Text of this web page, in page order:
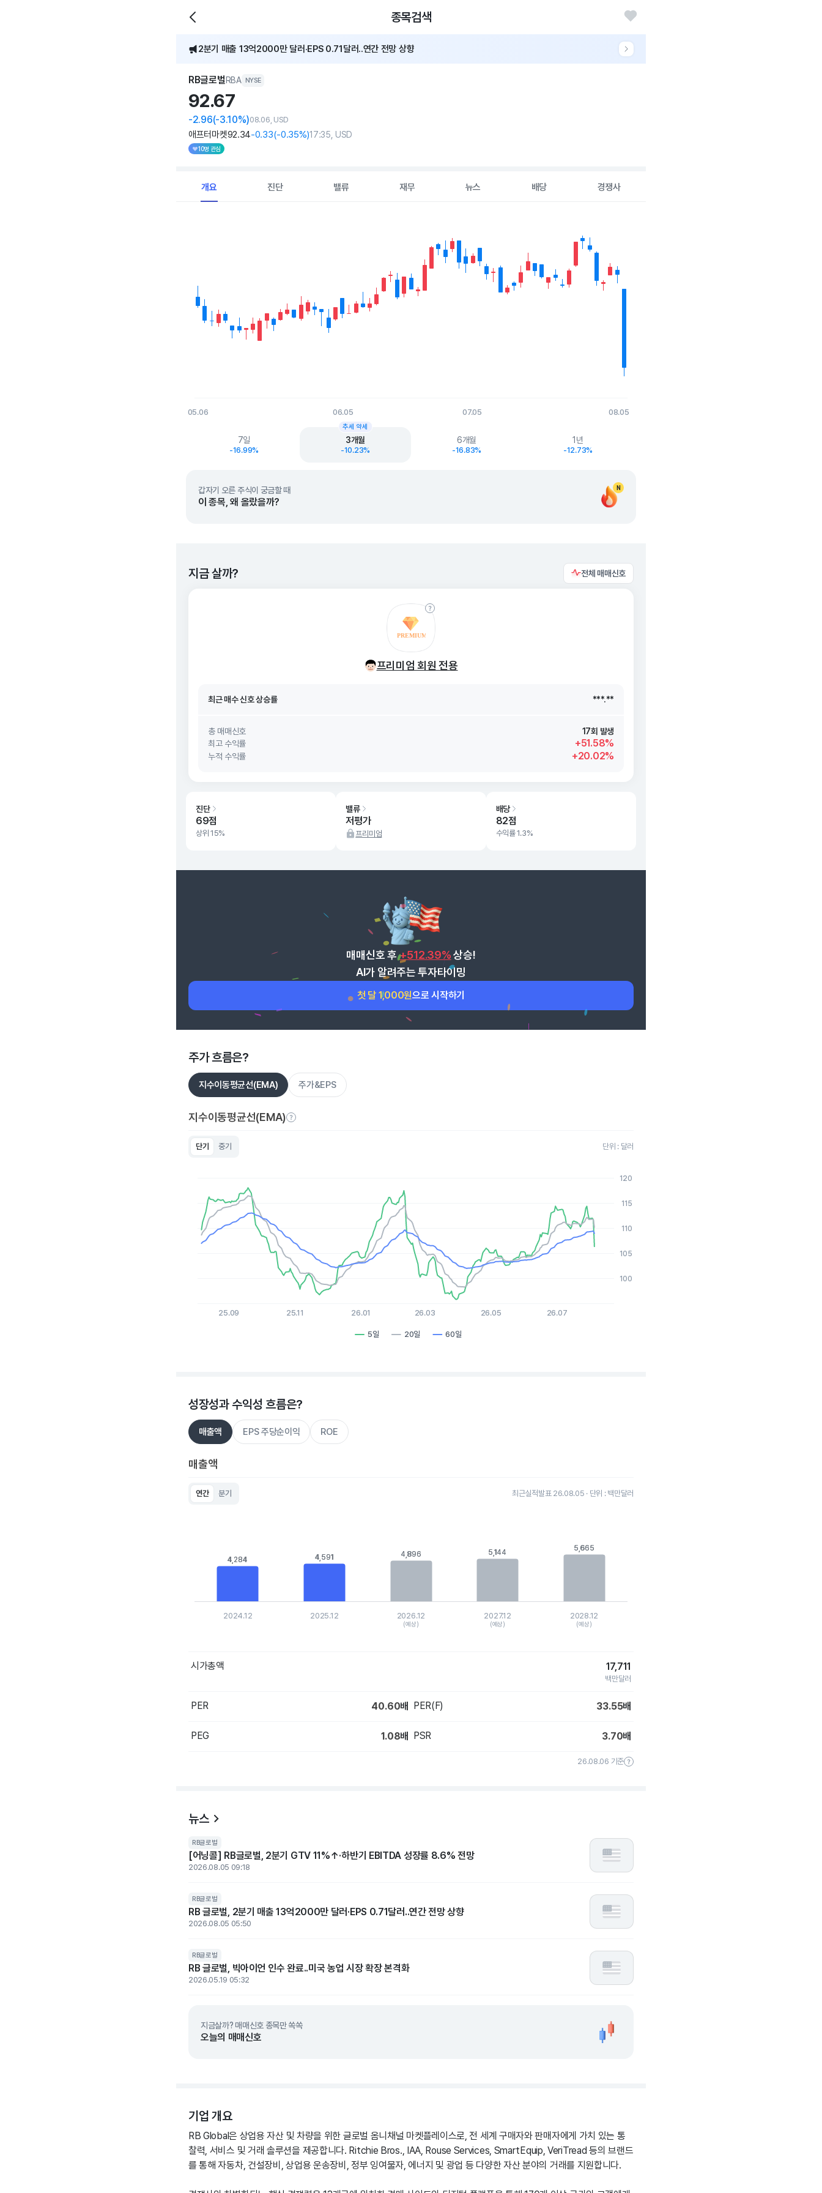
종목검색
2분기 매출 13억2000만 달러·EPS 0.71달러..연간 전망 상향
[어닝콜] RB글로벌, 2분기 GTV 11%↑·하반기 EBITDA 성장률 8.6% 전망
RB글로벌RBA NYSE
92.67
-2.96(-3.10%)08.06, USD
애프터마켓92.34-0.33(-0.35%)17:35, USD
10명 관심
개요 진단 밸류 재무 뉴스 배당 경쟁사
The chart has 1 X axis displaying Time. Data ranges from 2026-05-06 00:00:00 to 2026-08-05 00:00:00.
The chart has 1 Y axis displaying values. Data ranges from 94.12 to 117.49.
05.06 06.05 07.05 08.05
7일
-16.99%
3개월
-10.23%
추세 약세
6개월
-16.83%
1년
-12.73%
N
갑자기 오른 주식이 궁금할 때
이 종목, 왜 올랐을까?
지금 살까? 전체 매매신호
프리미엄 회원 전용
최근 매수 신호26. 08/07 ***.**
총 매매신호
17회 발생
최고 수익률
+51.58%
누적 수익률 +20.02%
진단
69점
상위 15%
밸류
저평가
프리미엄
배당
82점
수익률 1.3%
매매신호 후+512.39% 상승!
AI가 알려주는 투자타이밍
첫 달 1,000원으로 시작하기
주가 흐름은?
지수이동평균선(EMA) 주가&EPS
지수이동평균선(EMA)
단기 중기 단위 : 달러
View as data table, Chart
The chart has 1 X axis displaying Time. Data ranges from 2025-08-06 15:00:00 to 2026-08-04 15:00:00.
The chart has 1 Y axis displaying values. Data ranges from 95.79 to 118.02.
5일 20일 60일
25.09 25.11 26.01 26.03 26.05 26.07
100
105
110
115
120
성장성과 수익성 흐름은?
매출액 EPS 주당순이익 ROE
매출액
연간 분기 최근실적발표 26.08.05 · 단위 : 백만달러
The chart has 1 Y axis displaying values. Data ranges from 4284.2 to 5665.
4,284
4,284 4,591
4,591 4,896
4,896 5,144
5,144 5,665
5,665
2024.12 2025.12 2026.12
(예상)
2027.12
(예상)
2028.12
(예상)
시가총액 17,711
백만달러
PER 40.60배 PER(F) 33.55배
PEG 1.08배 PSR 3.70배
26.08.06 기준
뉴스
RB글로벌
[어닝콜] RB글로벌, 2분기 GTV 11%↑·하반기 EBITDA 성장률 8.6% 전망
2026.08.05 09:18
RB글로벌
RB 글로벌, 2분기 매출 13억2000만 달러·EPS 0.71달러..연간 전망 상향
2026.08.05 05:50
RB글로벌
RB 글로벌, 빅아이언 인수 완료..미국 농업 시장 확장 본격화
2026.05.19 05:32
지금살까? 매매신호 종목만 쏙쏙
오늘의 매매신호
기업 개요
RB Global은 상업용 자산 및 차량을 위한 글로벌 옴니채널 마켓플레이스로, 전 세계 구매자와 판매자에게 가치 있는 통
찰력, 서비스 및 거래 솔루션을 제공합니다. Ritchie Bros., IAA, Rouse Services, SmartEquip, VeriTread 등의 브랜드
를 통해 자동차, 건설장비, 상업용 운송장비, 정부 잉여물자, 에너지 및 광업 등 다양한 자산 분야의 거래를 지원합니다.